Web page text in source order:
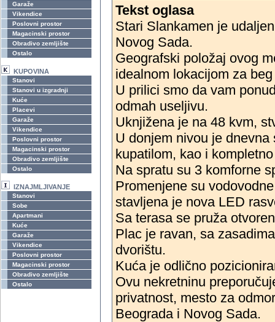
Garaže
Vikendice
Poslovni prostor
Magacinski prostor
Obradivo zemljište
Ostalo
KUPOVINA
Stanovi
Stanovi u izgradnji
Kuće
Placevi
Garaže
Vikendice
Poslovni prostor
Magacinski prostor
Obradivo zemljište
Ostalo
IZNAJMLJIVANJE
Stanovi
Sobe
Apartmani
Kuće
Garaže
Vikendice
Poslovni prostor
Magacinski prostor
Obradivo zemljište
Ostalo
Tekst oglasa
Stari Slankamen je
Novog Sada.
Geografski položaj ovog
idealnom lokacijom za
U prilici smo da vam
odmah useljivu.
Uknjižena je na 48 kvm,
U donjem nivou je
kupatilom, kao i
Na spratu su 3 komforne
Promenjene su
stavljena je nova LED
Sa terasa se pruža
Plac je ravan, sa
dvorištu.
Kuća je odlično
Ovu nekretninu
privatnost, mesto za
Beograda i Novog Sada.